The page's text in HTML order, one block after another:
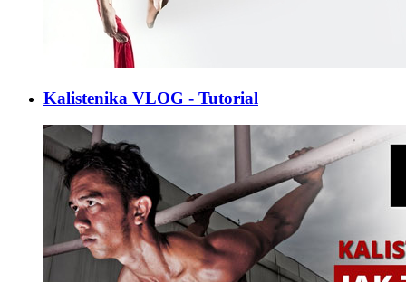
Kalistenika VLOG - Tutorial